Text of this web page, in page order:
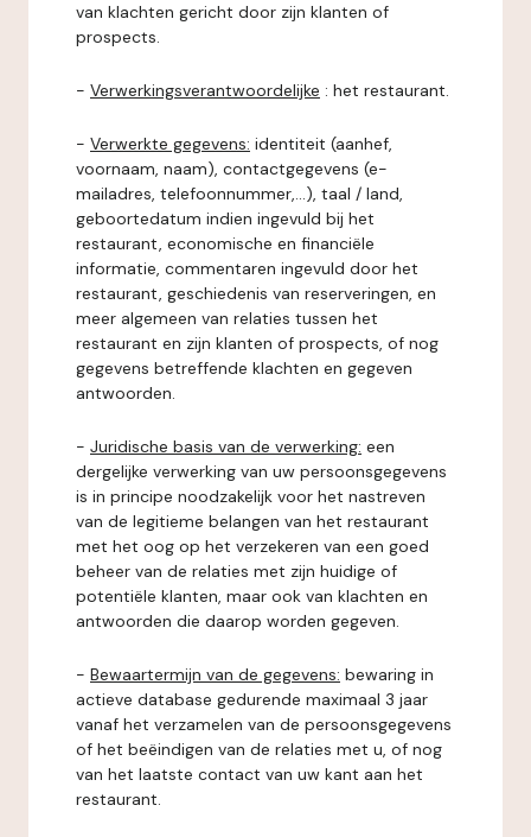
van klachten gericht door zijn klanten of
prospects.
- Verwerkingsverantwoordelijke : het restaurant.
- Verwerkte gegevens: identiteit (aanhef,
voornaam, naam), contactgegevens (e-
mailadres, telefoonnummer,...), taal / land,
geboortedatum indien ingevuld bij het
restaurant, economische en financiële
informatie, commentaren ingevuld door het
restaurant, geschiedenis van reserveringen, en
meer algemeen van relaties tussen het
restaurant en zijn klanten of prospects, of nog
gegevens betreffende klachten en gegeven
antwoorden.
- Juridische basis van de verwerking: een
dergelijke verwerking van uw persoonsgegevens
is in principe noodzakelijk voor het nastreven
van de legitieme belangen van het restaurant
met het oog op het verzekeren van een goed
beheer van de relaties met zijn huidige of
potentiële klanten, maar ook van klachten en
antwoorden die daarop worden gegeven.
- Bewaartermijn van de gegevens: bewaring in
actieve database gedurende maximaal 3 jaar
vanaf het verzamelen van de persoonsgegevens
of het beëindigen van de relaties met u, of nog
van het laatste contact van uw kant aan het
restaurant.